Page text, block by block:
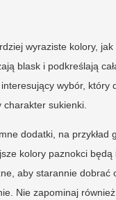
wyraziste kolory, jak
blask i podkreślają
wybór, który
sukienki.
dodatki, na przykład
kolory paznokci będą
aby starannie dobrać
Nie zapominaj